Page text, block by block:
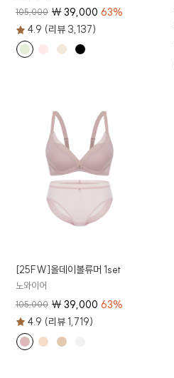
105,000 ₩39,000 63%
4.9 (리뷰 3,137)
[25FW]올데이볼류머 1set
노와이어
105,000 ₩39,000 63%
4.9 (리뷰 1,719)